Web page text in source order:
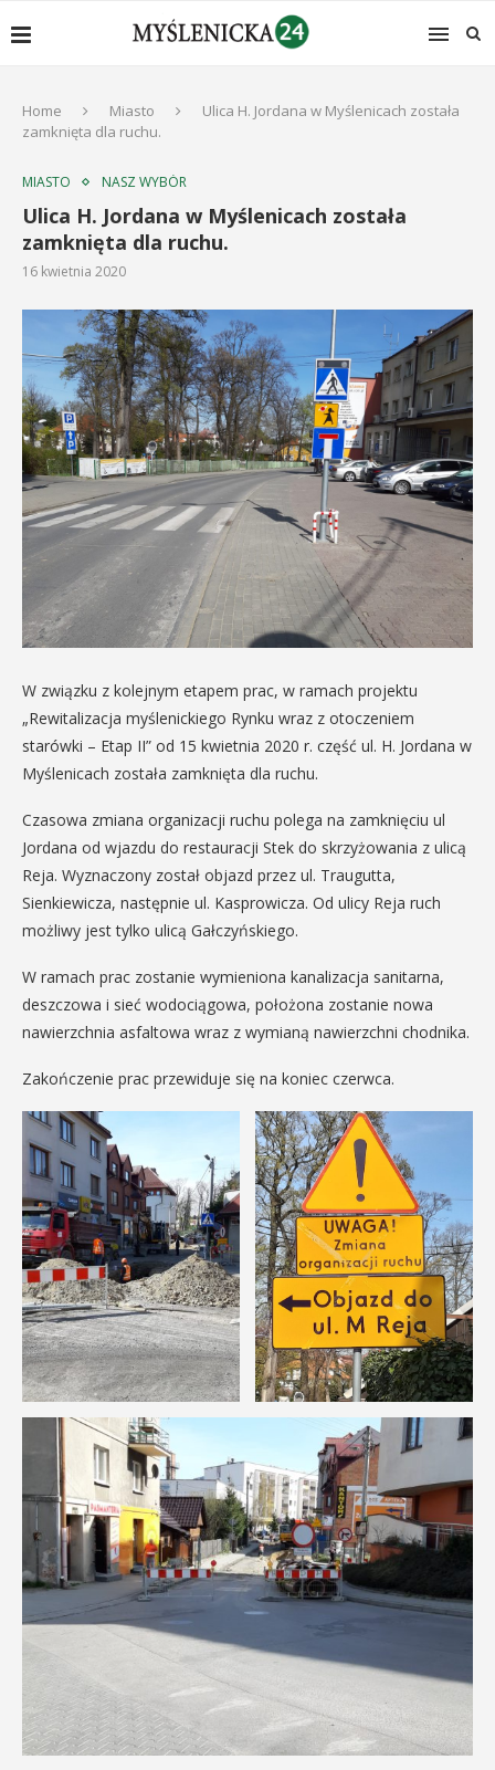
Home Miasto
Ulica H. Jordana w Myślenicach została
zamknięta dla ruchu.
MIASTO NASZ WYBÓR
Ulica H. Jordana w Myślenicach została
zamknięta dla ruchu.
16 kwietnia 2020
W związku z kolejnym etapem prac, w ramach projektu
„Rewitalizacja myślenickiego Rynku wraz z otoczeniem
starówki – Etap II” od 15 kwietnia 2020 r. część ul. H. Jordana w
Myślenicach została zamknięta dla ruchu.
Czasowa zmiana organizacji ruchu polega na zamknięciu ul
Jordana od wjazdu do restauracji Stek do skrzyżowania z ulicą
Reja. Wyznaczony został objazd przez ul. Traugutta,
Sienkiewicza, następnie ul. Kasprowicza. Od ulicy Reja ruch
możliwy jest tylko ulicą Gałczyńskiego.
W ramach prac zostanie wymieniona kanalizacja sanitarna,
deszczowa i sieć wodociągowa, położona zostanie nowa
nawierzchnia asfaltowa wraz z wymianą nawierzchni chodnika.
Zakończenie prac przewiduje się na koniec czerwca.